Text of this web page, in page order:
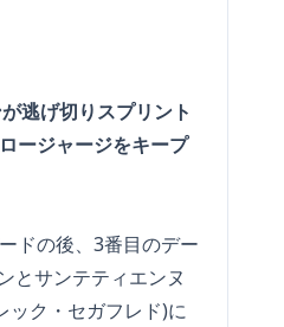
逃げ切りスプリント
ージャージをキープ
ドの後、3番目のデー
とサンテティエンヌ
ック・セガフレド)に